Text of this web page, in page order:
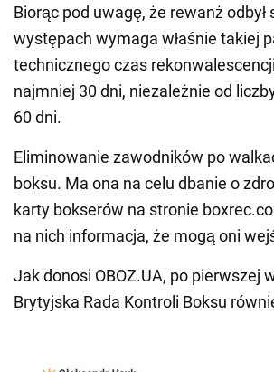
Biorąc pod uwagę, że rewanż
występach wymaga właśnie takiej
technicznego czas
najmniej 30 dni, niezależnie od
60 dni.
Eliminowanie zawodników po
boksu. Ma ona na celu dbanie o
karty bokserów na stronie
na nich informacja, że mogą oni
Jak donosi OBOZ.UA, po pierwszej
Brytyjska Rada Kontroli Boksu